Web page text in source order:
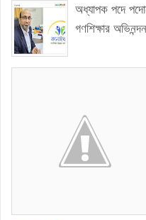
অধ্যাপক পদে
গণশিক্ষার অভিনন্দন